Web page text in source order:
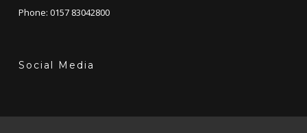
Phone: 0157 83042800
Social Media